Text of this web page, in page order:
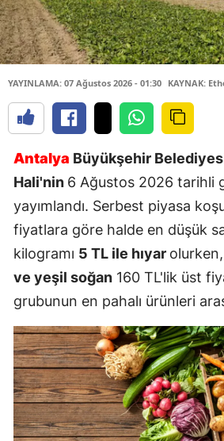
YAYINLAMA: 07 Ağustos 2026 - 01:30 KAYNAK:
Antalya Büyükşehir
Hali'nin 6 Ağustos 2026 tarihli
yayımlandı. Serbest piyasa
fiyatlara göre halde en düşük
kilogramı 5 TL ile hıyar olurken,
ve yeşil soğan 160 TL'lik üst
grubunun en pahalı ürünleri